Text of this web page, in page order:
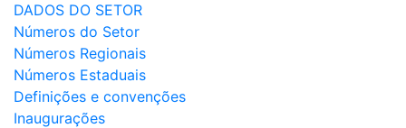
DADOS DO SETOR
Números do Setor
Números Regionais
Números Estaduais
Definições e convenções
Inaugurações